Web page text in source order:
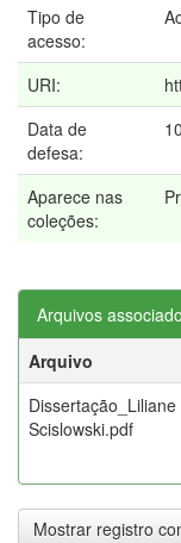
Tipo de
acesso:
URI:
Data de
defesa:
Aparece nas
coleções:
Arquivos
Arquivo
Dissertação_Liliane
Scislowski.pdf
Mostrar registro